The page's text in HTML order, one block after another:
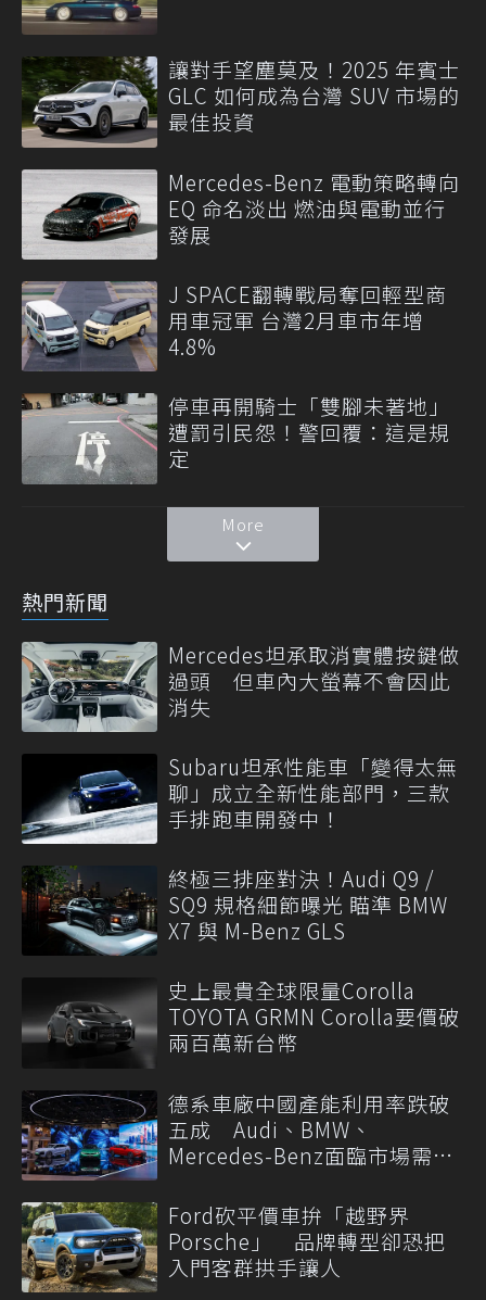
讓對手望塵莫及！2025 年賓士
GLC 如何成為台灣 SUV 市場的
最佳投資
Mercedes-Benz 電動策略轉向
EQ 命名淡出 燃油與電動並行
發展
J SPACE翻轉戰局奪回輕型商
用車冠軍 台灣2月車市年增
4.8%
停車再開騎士「雙腳未著地」
遭罰引民怨！警回覆：這是規
定
More
熱門新聞
Mercedes坦承取消實體按鍵做
過頭 但車內大螢幕不會因此
消失
Subaru坦承性能車「變得太無
聊」成立全新性能部門，三款
手排跑車開發中！
終極三排座對決！Audi Q9 /
SQ9 規格細節曝光 瞄準 BMW
X7 與 M-Benz GLS
史上最貴全球限量Corolla
TOYOTA GRMN Corolla要價破
兩百萬新台幣
德系車廠中國產能利用率跌破
五成 Audi、BMW、
Mercedes-Benz面臨市場需求
Ford砍平價車拚「越野界
Porsche」 品牌轉型卻恐把
入門客群拱手讓人